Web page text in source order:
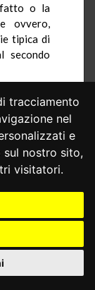
tracciamento
nel
e
nostro sito,
visitatori.
fatto o la
ovvero,
tipica di
secondo
131-bis
nella
della
tenuità
un
sollevata
Cost.